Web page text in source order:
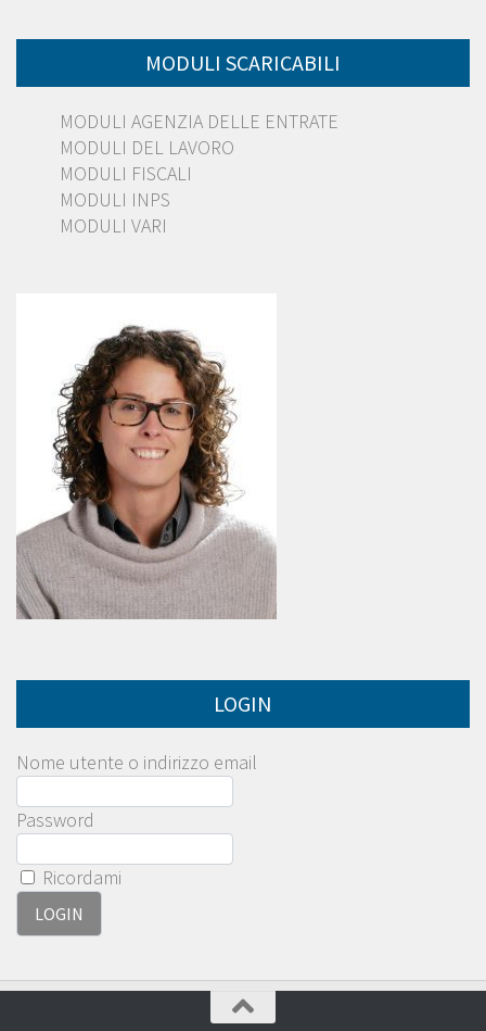
MODULI SCARICABILI
MODULI AGENZIA DELLE ENTRATE
MODULI DEL LAVORO
MODULI FISCALI
MODULI INPS
MODULI VARI
LOGIN
Nome utente o indirizzo email
Password
Ricordami